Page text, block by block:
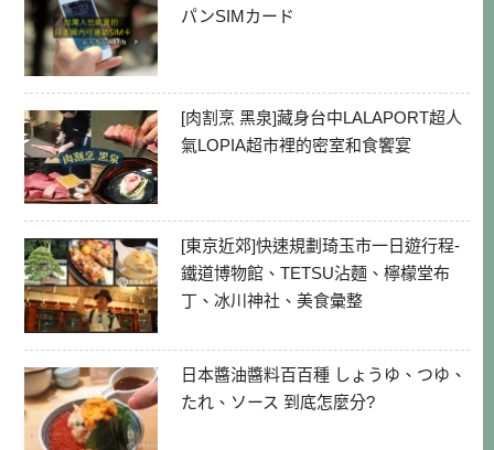
パンSIMカード
[肉割烹 黑泉]藏身台中LALAPORT超人
氣LOPIA超市裡的密室和食饗宴
[東京近郊]快速規劃琦玉市一日遊行程-
鐵道博物館、TETSU沾麵、檸檬堂布
丁、冰川神社、美食彙整
日本醬油醬料百百種 しょうゆ、つゆ、
たれ、ソース 到底怎麼分?